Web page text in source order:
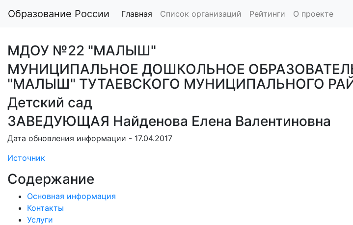
Образование России Главная Список организаций Рейтинги О проекте
МДОУ №22 "МАЛЫШ"
МУНИЦИПАЛЬНОЕ ДОШКОЛЬНОЕ
"МАЛЫШ" ТУТАЕВСКОГО МУНИЦИПАЛЬНОГО
Детский сад
ЗАВЕДУЮЩАЯ Найденова Елена Валентиновна
Дата обновления информации - 17.04.2017
Источник
Содержание
Основная информация
Контакты
Услуги